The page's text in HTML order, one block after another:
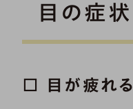
目の症状
□ 目が疲れる